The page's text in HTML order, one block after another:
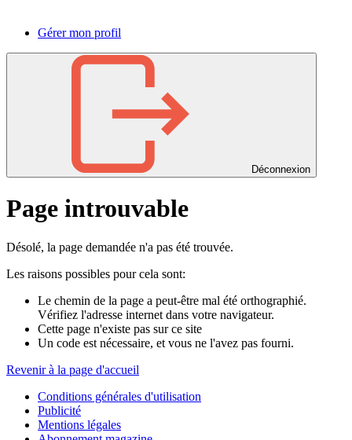
Gérer mon profil
Déconnexion
Page introuvable
Désolé, la page demandée n'a pas été trouvée.
Les raisons possibles pour cela sont:
Le chemin de la page a peut-être mal été orthographié.
Vérifiez l'adresse internet dans votre navigateur.
Cette page n'existe pas sur ce site
Un code est nécessaire, et vous ne l'avez pas fourni.
Revenir à la page d'accueil
Conditions générales d'utilisation
Publicité
Mentions légales